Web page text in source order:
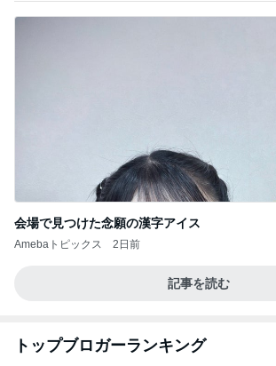
会場で見つけた念願の漢字アイス
Amebaトピックス 2日前
記事を読む
トップブロガーランキング